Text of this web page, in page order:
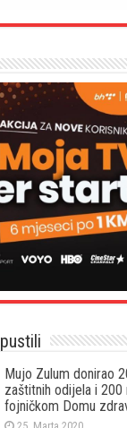
Mujo Zulum donirao
zaštitnih odijela i 200
fojničkom Domu
25. Marta 2020.